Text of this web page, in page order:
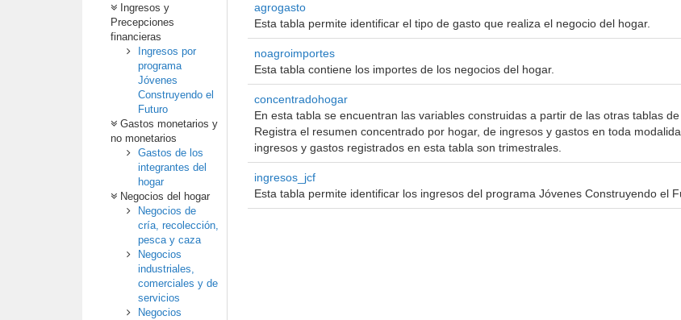
Ingresos y
Precepciones
financieras
Ingresos por
programa
Jóvenes
Construyendo el
Futuro
Gastos monetarios y
no monetarios
Gastos de los
integrantes del
hogar
Negocios del hogar
Negocios de
cría, recolección,
pesca y caza
Negocios
industriales,
comerciales y de
servicios
Negocios
agrogasto
Esta tabla permite identificar el tipo de gasto que realiza el negocio del hogar.
noagroimportes
Esta tabla contiene los importes de los negocios del hogar.
concentradohogar
En esta tabla se encuentran las variables construidas a partir de las otras tablas de
Registra el resumen concentrado por hogar, de ingresos y gastos en toda
ingresos y gastos registrados en esta tabla son trimestrales.
ingresos_jcf
Esta tabla permite identificar los ingresos del programa Jóvenes Construyendo el